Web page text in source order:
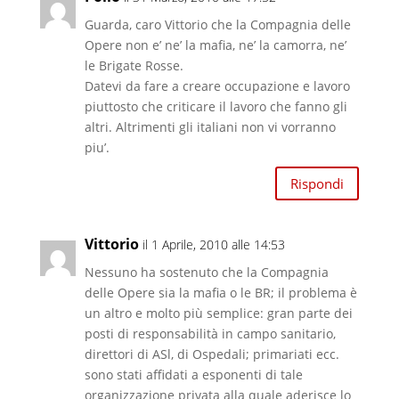
Guarda, caro Vittorio che la Compagnia delle
Opere non e’ ne’ la mafia, ne’ la camorra, ne’
le Brigate Rosse.
Datevi da fare a creare occupazione e lavoro
piuttosto che criticare il lavoro che fanno gli
altri. Altrimenti gli italiani non vi vorranno
piu’.
Rispondi
Vittorio il 1 Aprile, 2010 alle 14:53
Nessuno ha sostenuto che la Compagnia
delle Opere sia la mafia o le BR; il problema è
un altro e molto più semplice: gran parte dei
posti di responsabilità in campo sanitario,
direttori di ASl, di Ospedali; primariati ecc.
sono stati affidati a esponenti di tale
organizzazione privata alla quale aderisce lo